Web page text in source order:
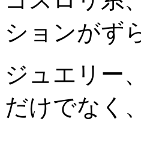
ションがず
ジュエリー
だけでなく